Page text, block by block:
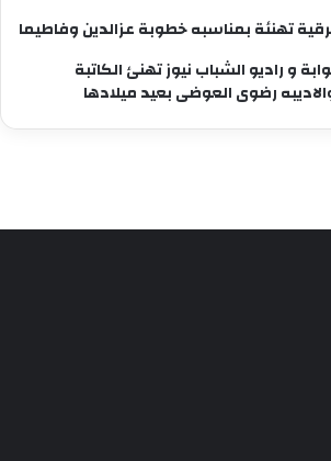
تهنئة بمناسبه خطوبة عزالدين وفاطيما
و راديو الشباب نيوز تهنئ الكاتبة
رضوى العوضى بعيد ميلادها